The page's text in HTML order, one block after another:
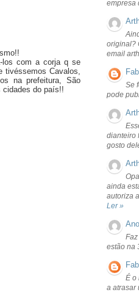
los com a corja q se
tivéssemos Cavalos,
na prefeitura, São
cidades do país!!
empresa
original?
email
Se
pode
dianteiro
gosto
ainda
autoriza
Ler »
estão na
É o
a atrasar